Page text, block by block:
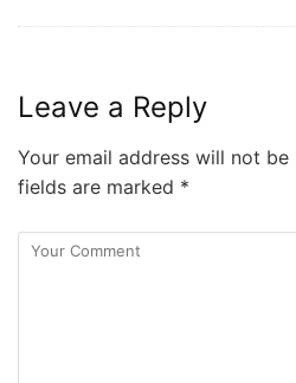
Leave a Reply
Your email address will not be
fields are marked *